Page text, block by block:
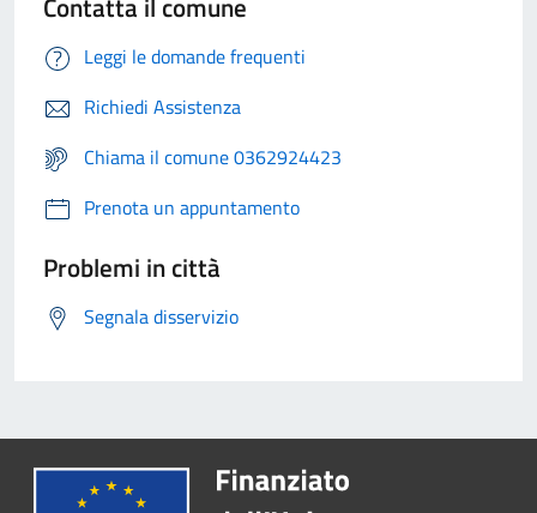
Leggi le domande frequenti
Richiedi Assistenza
Chiama il comune 0362924423
Prenota un appuntamento
Problemi in città
Segnala disservizio